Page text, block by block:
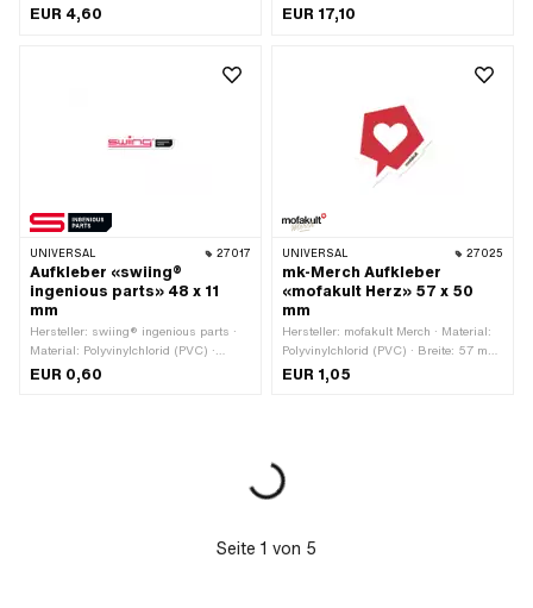
Farbe: grün · Farbe: weiss · Breite:
EUR 4,60
Durchmesser: 90 mm · Höhe: 15 mm ·
EUR 17,10
UNIVERSAL 27017
Aufkleber «swiing®
ingenious parts» 48 x 11
mm
Hersteller: swiing® ingenious parts ·
Material: Polyvinylchlorid (PVC) ·
Farbe: rot · Farbe: schwarz · Farbe:
weiss · Breite: 48 mm · Höhe: 11 mm ·
EUR 0,60
UNIVERSAL 27025
mk-Merch Aufkleber
«mofakult Herz» 57 x 50
mm
Hersteller: mofakult Merch · Material:
Polyvinylchlorid (PVC) · Breite: 57 mm
· Höhe: 50 mm · Beschaffenheit
Rückseite: Klebstoff · Verwendungsort:
EUR 1,05
Seite 1 von 5